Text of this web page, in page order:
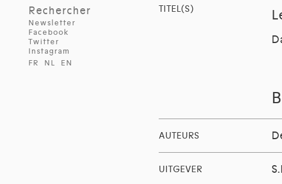
Rechercher
Newsletter
Facebook
Twitter
Instagram
FR
NL EN
TITEL(S)
AUTEURS
UITGEVER